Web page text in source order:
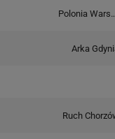
Polonia Warszawa
Arka
Ruch